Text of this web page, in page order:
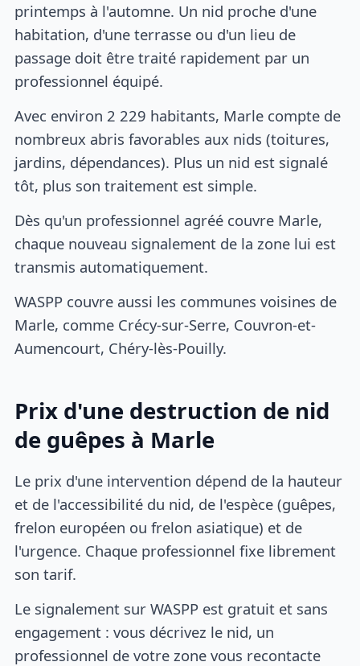
printemps à l'automne. Un nid proche d'une
habitation, d'une terrasse ou d'un lieu de
passage doit être traité rapidement par un
professionnel équipé.
Avec environ 2 229 habitants, Marle compte de
nombreux abris favorables aux nids (toitures,
jardins, dépendances). Plus un nid est signalé
tôt, plus son traitement est simple.
Dès qu'un professionnel agréé couvre Marle,
chaque nouveau signalement de la zone lui est
transmis automatiquement.
WASPP couvre aussi les communes voisines de
Marle, comme Crécy-sur-Serre, Couvron-et-
Aumencourt, Chéry-lès-Pouilly.
Prix d'une destruction de nid
de guêpes à Marle
Le prix d'une intervention dépend de la hauteur
et de l'accessibilité du nid, de l'espèce (guêpes,
frelon européen ou frelon asiatique) et de
l'urgence. Chaque professionnel fixe librement
son tarif.
Le signalement sur WASPP est gratuit et sans
engagement : vous décrivez le nid, un
professionnel de votre zone vous recontacte